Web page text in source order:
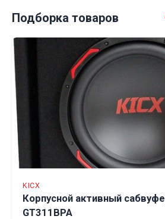
Подборка товаров
KICX
Корпусной активный
GT311BPA